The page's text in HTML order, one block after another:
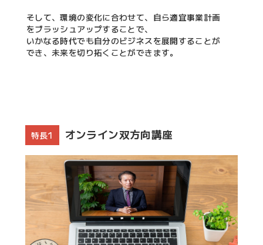
そして、環境の変化に合わせて、自ら適宜事業計画
をブラッシュアップすることで、
いかなる時代でも自分のビジネスを展開することが
でき、未来を切り拓くことができます。
特長1 オンライン双方向講座